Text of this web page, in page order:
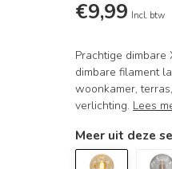
€9,99 Incl. btw
Prachtige dimbare
dimbare filament
woonkamer,
verlichting. Lees
Meer uit deze